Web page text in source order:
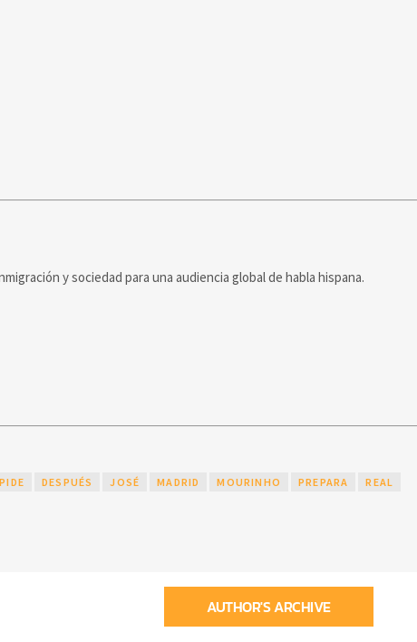
y sociedad para una audiencia global de habla hispana.
DESPUÉS JOSÉ MADRID MOURINHO PREPARA REAL
AUTHOR'S ARCHIVE